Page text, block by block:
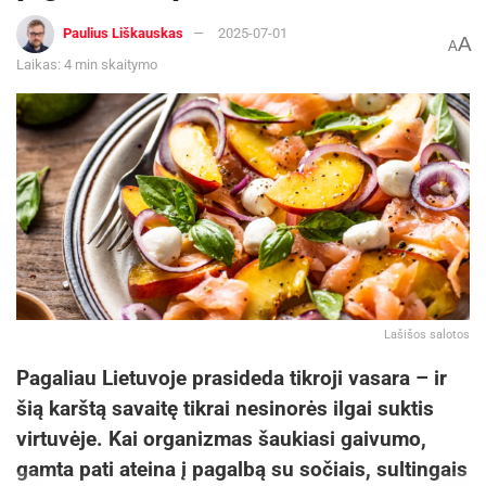
Paulius Liškauskas
2025-07-01
Laikas: 4 min skaitymo
AA
Lašišos salotos
Pagaliau Lietuvoje prasideda tikroji vasara – ir
šią karštą savaitę tikrai nesinorės ilgai suktis
virtuvėje. Kai organizmas šaukiasi gaivumo,
gamta pati ateina į pagalbą su sočiais, sultingais